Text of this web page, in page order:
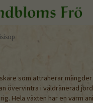
som attraherar
övervintra i väldränerad
Hela växten har en varm